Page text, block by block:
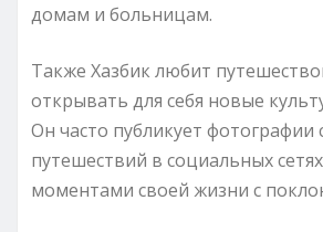
домам и больницам.
Также Хазбик любит
открывать для себя новые
Он часто публикует фотографии
путешествий в социальных
моментами своей жизни с